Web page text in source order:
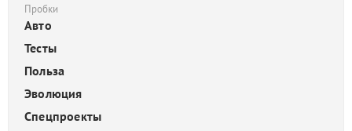
Пробки
Авто
Тесты
Польза
Эволюция
Спецпроекты